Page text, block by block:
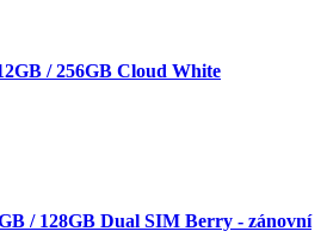
/ 256GB Cloud White
/ 128GB Dual SIM Berry - zánovní